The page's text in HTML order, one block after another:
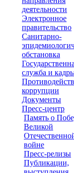
деятельности
Электронное
правительство
Санитарно-
обстановка
служба и
коррупции
Документы
Пресс-центр
Память о
Великой
войне
Пресс-релизы
Публикации,